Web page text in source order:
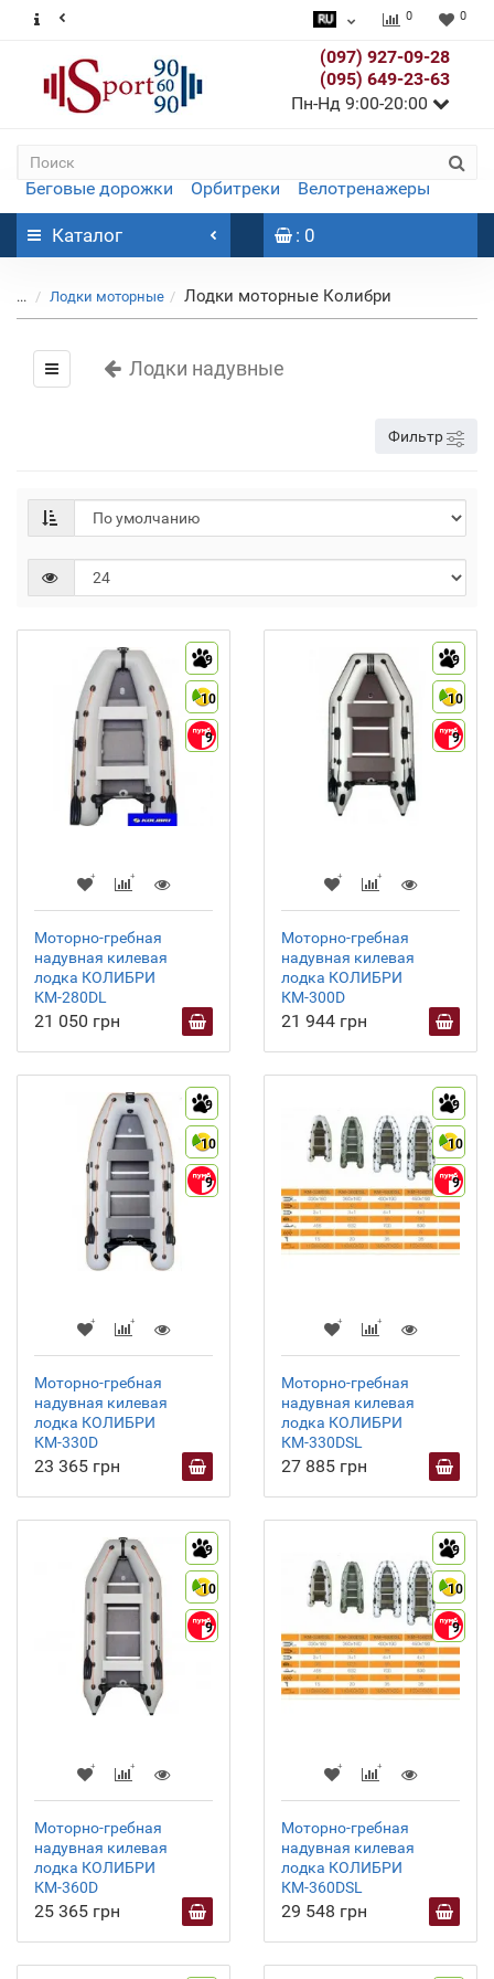
0 0
(097) 927-09-28
(095) 649-23-63
Пн-Нд 9:00-20:00
Беговые дорожки Орбитреки Велотренажеры
Каталог : 0
... Лодки моторные Лодки моторные Колибри
Лодки надувные
Фильтр
9
10
9
Моторно-гребная
надувная килевая
лодка КОЛИБРИ
КМ-280DL
21 050 грн
9
10
9
Моторно-гребная
надувная килевая
лодка КОЛИБРИ
КМ-300D
21 944 грн
9
10
9
Моторно-гребная
надувная килевая
лодка КОЛИБРИ
КМ-330D
23 365 грн
9
10
9
Моторно-гребная
надувная килевая
лодка КОЛИБРИ
КМ-330DSL
27 885 грн
9
10
9
Моторно-гребная
надувная килевая
лодка КОЛИБРИ
КМ-360D
25 365 грн
9
10
9
Моторно-гребная
надувная килевая
лодка КОЛИБРИ
КМ-360DSL
29 548 грн